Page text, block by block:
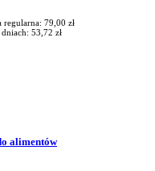
regularna: 79,00 zł
53,72 zł
alimentów